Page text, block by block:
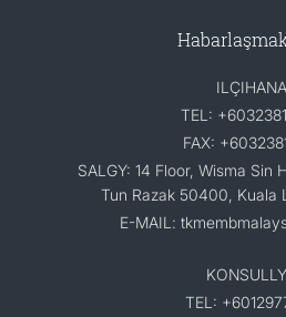
TEL:
FAX:
SALGY: 14 Floor, Wisma Sin
Tun Razak 50400, Kuala
E-MAIL:
TEL: